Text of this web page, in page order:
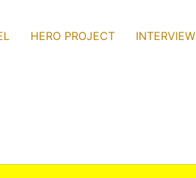
HERO PROJECT INTERVIEW